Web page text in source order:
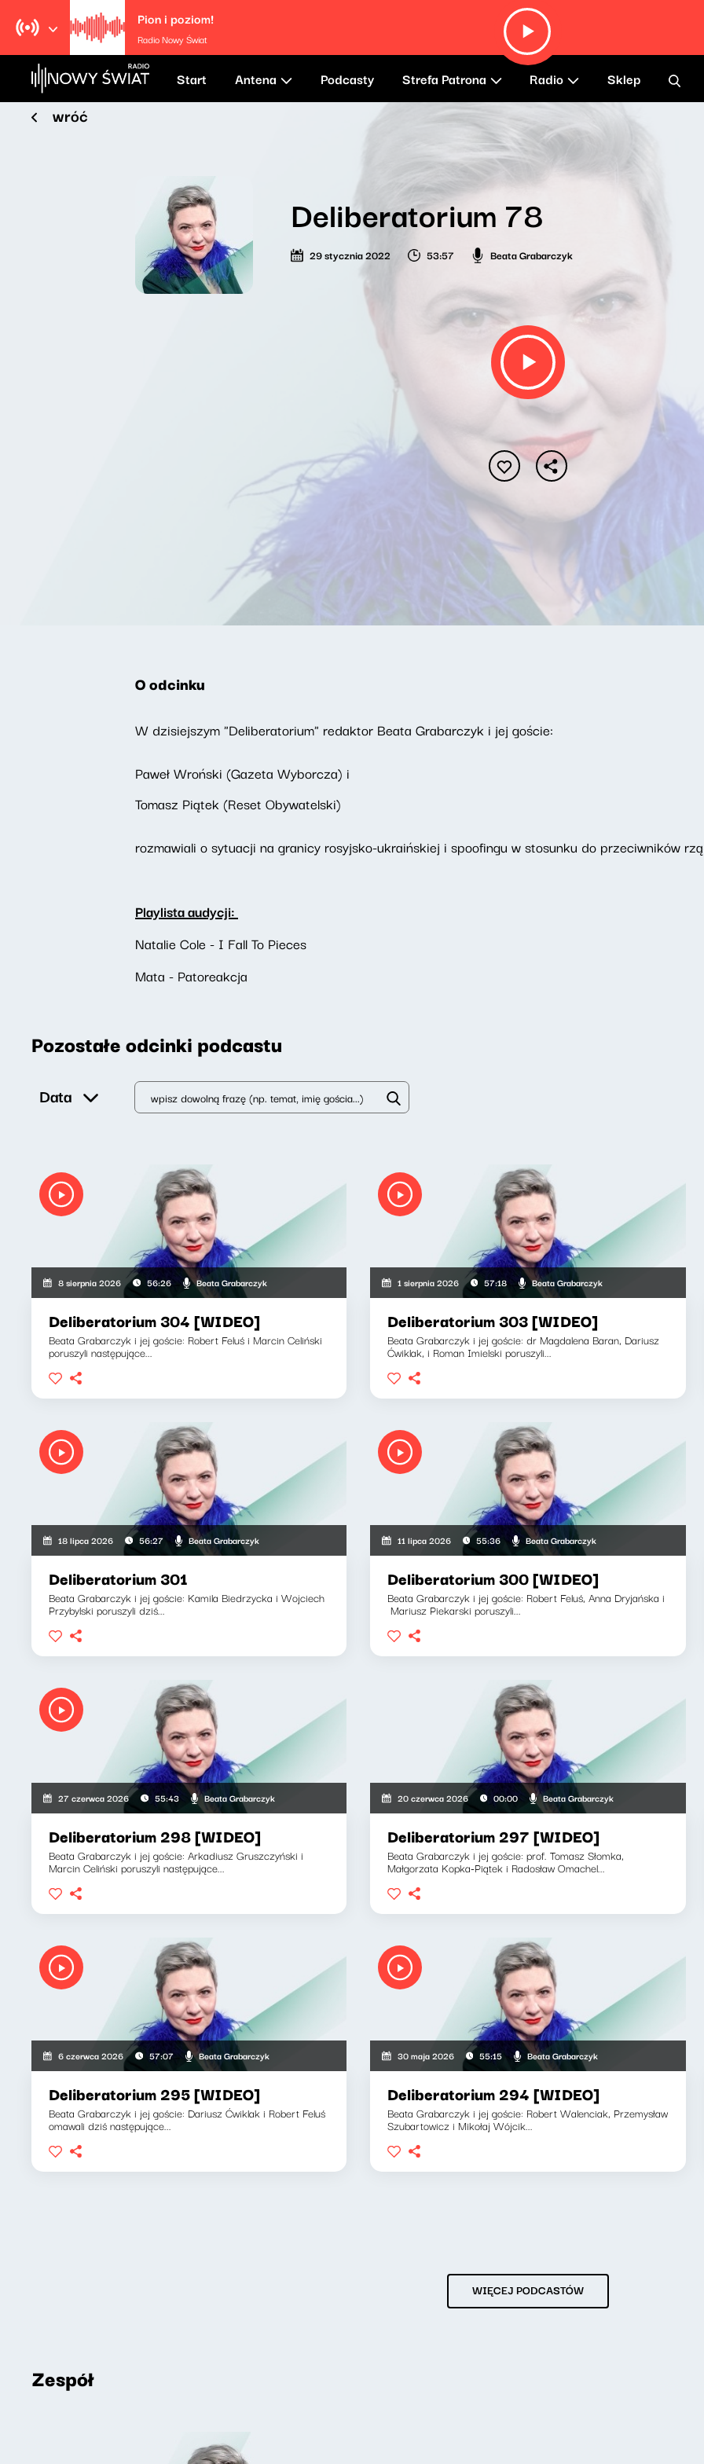
Pion i poziom!
Radio Nowy Świat
Start Antena Podcasty Strefa Patrona Radio Sklep
wróć
Deliberatorium 78
29 stycznia 2022 53:57 Beata Grabarczyk
O odcinku
W dzisiejszym "Deliberatorium" redaktor Beata Grabarczyk i jej goście:
Paweł Wroński (Gazeta Wyborcza) i
Tomasz Piątek (Reset Obywatelski)
rozmawiali o sytuacji na granicy rosyjsko-ukraińskiej i spoofingu w stosunku do przeciwników
Playlista audycji:
Natalie Cole - I Fall To Pieces
Mata - Patoreakcja
Pozostałe odcinki podcastu
Data
8 sierpnia 2026 56:26 Beata Grabarczyk
Deliberatorium 304 [WIDEO]
Beata Grabarczyk i jej goście: Robert Feluś i Marcin Celiński
poruszyli następujące...
1 sierpnia 2026 57:18 Beata Grabarczyk
Deliberatorium 303 [WIDEO]
Beata Grabarczyk i jej goście: dr Magdalena Baran, Dariusz
Ćwiklak, i Roman Imielski poruszyli...
18 lipca 2026 56:27 Beata Grabarczyk
Deliberatorium 301
Beata Grabarczyk i jej goście: Kamila Biedrzycka i Wojciech
Przybylski poruszyli dziś...
11 lipca 2026 55:36 Beata Grabarczyk
Deliberatorium 300 [WIDEO]
Beata Grabarczyk i jej goście: Robert Feluś, Anna Dryjańska i
Mariusz Piekarski poruszyli...
27 czerwca 2026 55:43 Beata Grabarczyk
Deliberatorium 298 [WIDEO]
Beata Grabarczyk i jej goście: Arkadiusz Gruszczyński i
Marcin Celiński poruszyli następujące...
20 czerwca 2026 00:00 Beata Grabarczyk
Deliberatorium 297 [WIDEO]
Beata Grabarczyk i jej goście: prof. Tomasz Słomka,
Małgorzata Kopka-Piątek i Radosław Omachel...
6 czerwca 2026 57:07 Beata Grabarczyk
Deliberatorium 295 [WIDEO]
Beata Grabarczyk i jej goście: Dariusz Ćwiklak i Robert Feluś
omawali dziś następujące...
30 maja 2026 55:15 Beata Grabarczyk
Deliberatorium 294 [WIDEO]
Beata Grabarczyk i jej goście: Robert Walenciak, Przemysław
Szubartowicz i Mikołaj Wójcik...
WIĘCEJ PODCASTÓW
Zespół